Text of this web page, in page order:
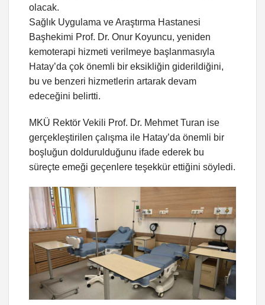
olacak.
Sağlık Uygulama ve Araştırma Hastanesi
Başhekimi Prof. Dr. Onur Koyuncu, yeniden
kemoterapi hizmeti verilmeye başlanmasıyla
Hatay’da çok önemli bir eksikliğin giderildiğini,
bu ve benzeri hizmetlerin artarak devam
edeceğini belirtti.
MKÜ Rektör Vekili Prof. Dr. Mehmet Turan ise
gerçekleştirilen çalışma ile Hatay’da önemli bir
boşluğun doldurulduğunu ifade ederek bu
süreçte emeği geçenlere teşekkür ettiğini söyledi.